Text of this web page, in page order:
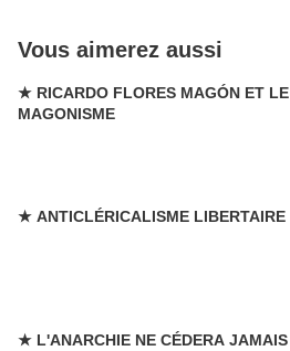
Vous aimerez aussi
★ RICARDO FLORES MAGÓN ET LE
MAGONISME
★ ANTICLÉRICALISME LIBERTAIRE
★ L'ANARCHIE NE CÉDERA JAMAIS